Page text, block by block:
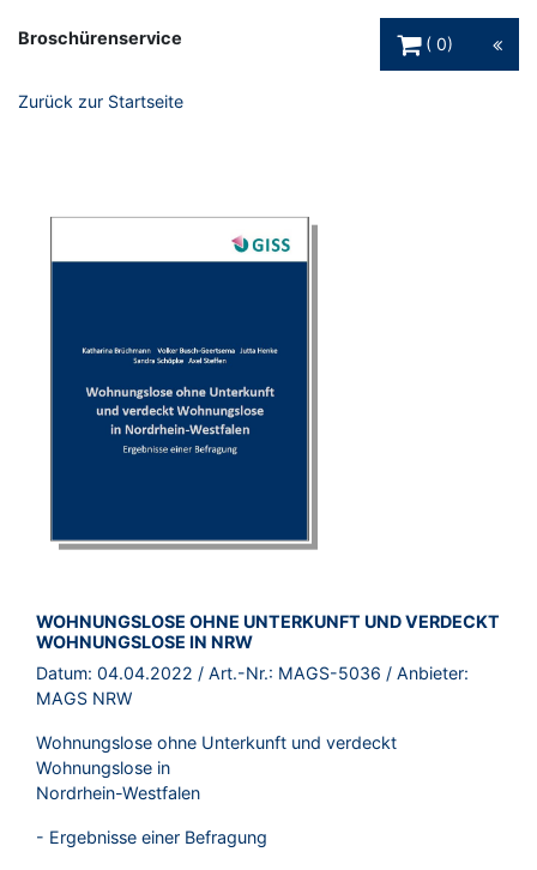
Broschürenservice
0
Zurück zur Startseite
BROSCHÜRE:
WOHNUNGSLOSE OHNE UNTERKUNFT UND VERDECKT
WOHNUNGSLOSE IN NRW
Datum: 04.04.2022 / Art.-Nr.: MAGS-5036 / Anbieter:
MAGS NRW
Wohnungslose ohne Unterkunft und verdeckt
Wohnungslose in
Nordrhein-Westfalen
- Ergebnisse einer Befragung